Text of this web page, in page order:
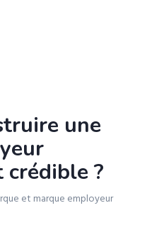
une
?
et marque employeur